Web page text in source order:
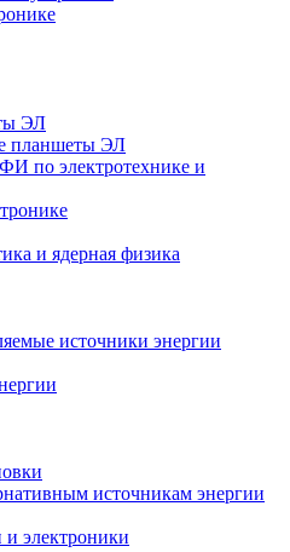
ЭЛ
планшеты ЭЛ
по электротехнике и
и ядерная физика
источники энергии
источникам энергии
и электроники